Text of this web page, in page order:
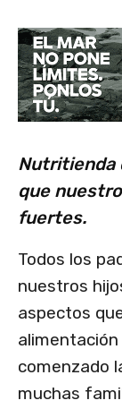
Nutritienda
que
fuertes.
Todos los
nuestros
aspectos
alimentación
comenzado
muchas